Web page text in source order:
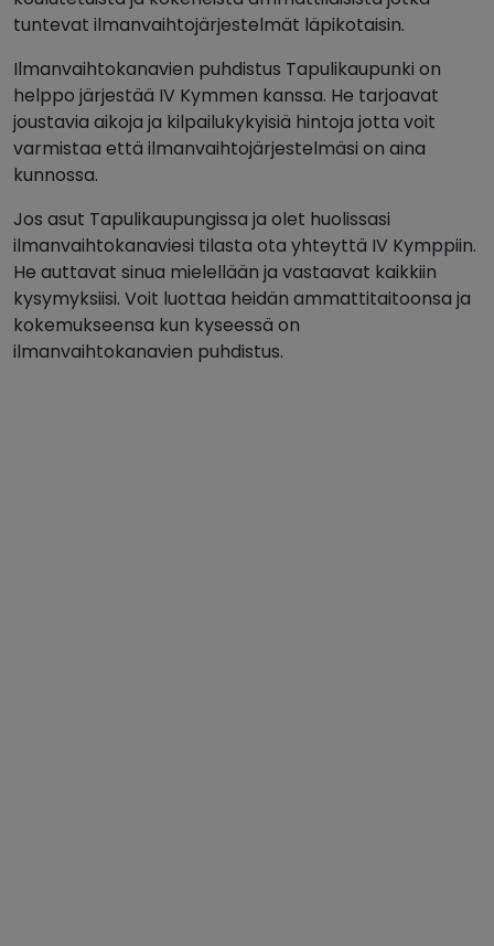
tuntevat ilmanvaihtojärjestelmät läpikotaisin.
Ilmanvaihtokanavien puhdistus Tapulikaupunki on
helppo järjestää IV Kymmen kanssa. He tarjoavat
joustavia aikoja ja kilpailukykyisiä hintoja jotta voit
varmistaa että ilmanvaihtojärjestelmäsi on aina
kunnossa.
Jos asut Tapulikaupungissa ja olet huolissasi
ilmanvaihtokanaviesi tilasta ota yhteyttä IV Kymppiin.
He auttavat sinua mielellään ja vastaavat kaikkiin
kysymyksiisi. Voit luottaa heidän ammattitaitoonsa ja
kokemukseensa kun kyseessä on
ilmanvaihtokanavien puhdistus.